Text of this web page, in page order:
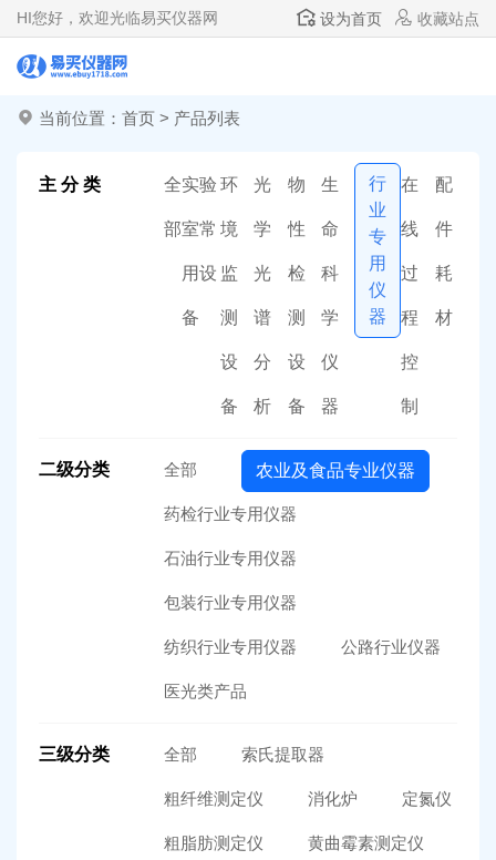
HI您好，欢迎光临易买仪器网 设为首页 收藏站点
当前位置： 首页 > 产品列表
主 分 类 全
部
实验
室常
用设
备
环
境
监
测
设
备
光
学
光
谱
分
析
物
性
检
测
设
备
生
命
科
学
仪
器
行
业
专
用
仪
器
在
线
过
程
控
制
配
件
耗
材
二级分类 全部 农业及食品专业仪器
药检行业专用仪器
石油行业专用仪器
包装行业专用仪器
纺织行业专用仪器 公路行业仪器
医光类产品
三级分类 全部 索氏提取器
粗纤维测定仪 消化炉 定氮仪
粗脂肪测定仪 黄曲霉素测定仪